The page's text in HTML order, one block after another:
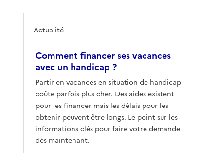
Comment financer ses vacances
avec un handicap ?
Partir en vacances en situation de handicap
coûte parfois plus cher. Des aides existent
pour les financer mais les délais pour les
obtenir peuvent être longs. Le point sur les
informations clés pour faire votre demande
dès maintenant.
Actualité